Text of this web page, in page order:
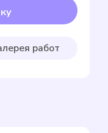
работ